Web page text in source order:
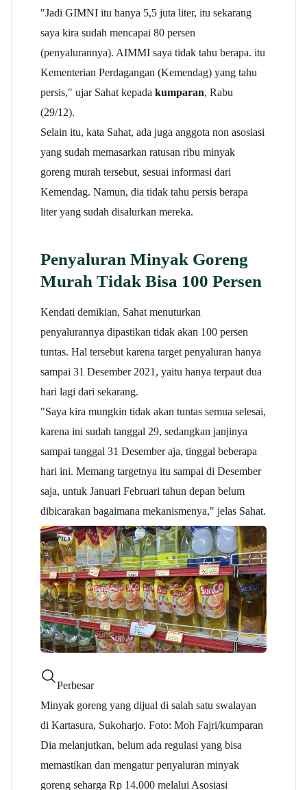
"Jadi GIMNI itu hanya 5,5 juta liter, itu sekarang
saya kira sudah mencapai 80 persen
(penyalurannya). AIMMI saya tidak tahu berapa. itu
Kementerian Perdagangan (Kemendag) yang tahu
persis," ujar Sahat kepada kumparan, Rabu
(29/12).
Selain itu, kata Sahat, ada juga anggota non asosiasi
yang sudah memasarkan ratusan ribu minyak
goreng murah tersebut, sesuai informasi dari
Kemendag. Namun, dia tidak tahu persis berapa
liter yang sudah disalurkan mereka.
Penyaluran Minyak Goreng
Murah Tidak Bisa 100 Persen
Kendati demikian, Sahat menuturkan
penyalurannya dipastikan tidak akan 100 persen
tuntas. Hal tersebut karena target penyaluran hanya
sampai 31 Desember 2021, yaitu hanya terpaut dua
hari lagi dari sekarang.
"Saya kira mungkin tidak akan tuntas semua selesai,
karena ini sudah tanggal 29, sedangkan janjinya
sampai tanggal 31 Desember aja, tinggal beberapa
hari ini. Memang targetnya itu sampai di Desember
saja, untuk Januari Februari tahun depan belum
dibicarakan bagaimana mekanismenya," jelas Sahat.
Perbesar
Minyak goreng yang dijual di salah satu swalayan
di Kartasura, Sukoharjo. Foto: Moh Fajri/kumparan
Dia melanjutkan, belum ada regulasi yang bisa
memastikan dan mengatur penyaluran minyak
goreng seharga Rp 14.000 melalui Asosiasi